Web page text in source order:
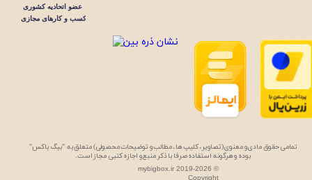
تمامی حقوق مادی و معنوی (تصاویر، کلیپ ها، مطالب و توضیحات محصولی) متعلق به "بیگ باکس"
بوده و هرگونه استفاده صرفا با ذکر منبع و اجازه کتبی مجاز است.
mybigbox.ir 2019-2026 ©
Copyright